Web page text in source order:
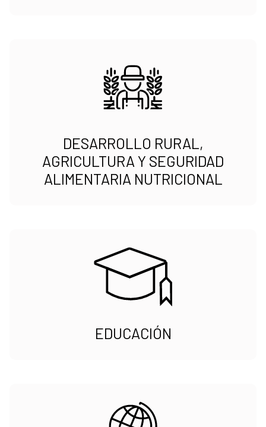
DESARROLLO RURAL,
AGRICULTURA Y SEGURIDAD
ALIMENTARIA NUTRICIONAL
EDUCACIÓN